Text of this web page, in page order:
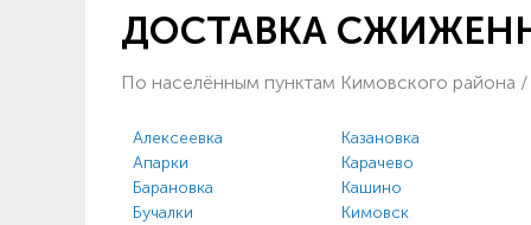
ДОСТАВКА
По населённым пунктам Кимовского района /
Алексеевка
Апарки
Барановка
Бучалки
Казановка
Карачево
Кашино
Кимовск